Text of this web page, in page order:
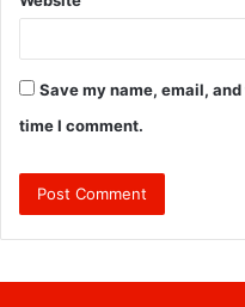
Save my name, email,
time I comment.